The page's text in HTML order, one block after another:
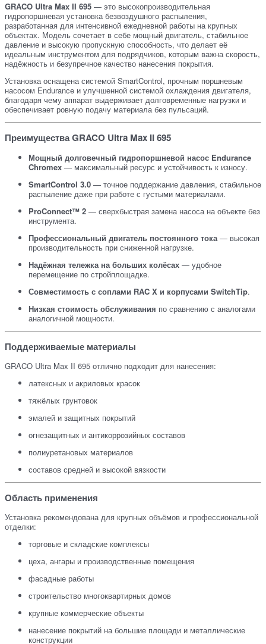
GRACO Ultra Max II 695 — это высокопроизводительная
гидропоршневая установка безвоздушного распыления,
разработанная для интенсивной ежедневной работы на крупных
объектах. Модель сочетает в себе мощный двигатель, стабильное
давление и высокую пропускную способность, что делает её
идеальным инструментом для подрядчиков, которым важна скорость,
надёжность и безупречное качество нанесения покрытия.
Установка оснащена системой SmartControl, прочным поршневым
насосом Endurance и улучшенной системой охлаждения двигателя,
благодаря чему аппарат выдерживает долговременные нагрузки и
обеспечивает ровную подачу материала без пульсаций.
Преимущества GRACO Ultra Max II 695
Мощный долговечный гидропоршневой насос Endurance
Chromex — максимальный ресурс и устойчивость к износу.
SmartControl 3.0 — точное поддержание давления, стабильное
распыление даже при работе с густыми материалами.
ProConnect™ 2 — сверхбыстрая замена насоса на объекте без
инструмента.
Профессиональный двигатель постоянного тока — высокая
производительность при сниженной нагрузке.
Надёжная тележка на больших колёсах — удобное
перемещение по стройплощадке.
Совместимость с соплами RAC X и корпусами SwitchTip.
Низкая стоимость обслуживания по сравнению с аналогами
аналогичной мощности.
Поддерживаемые материалы
GRACO Ultra Max II 695 отлично подходит для нанесения:
латексных и акриловых красок
тяжёлых грунтовок
эмалей и защитных покрытий
огнезащитных и антикоррозийных составов
полиуретановых материалов
составов средней и высокой вязкости
Область применения
Установка рекомендована для крупных объёмов и профессиональной
отделки:
торговые и складские комплексы
цеха, ангары и производственные помещения
фасадные работы
строительство многоквартирных домов
крупные коммерческие объекты
нанесение покрытий на большие площади и металлические
конструкции